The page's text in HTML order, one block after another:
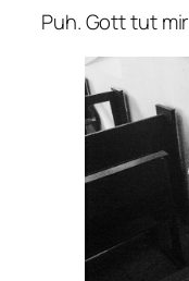
Puh. Gott tut